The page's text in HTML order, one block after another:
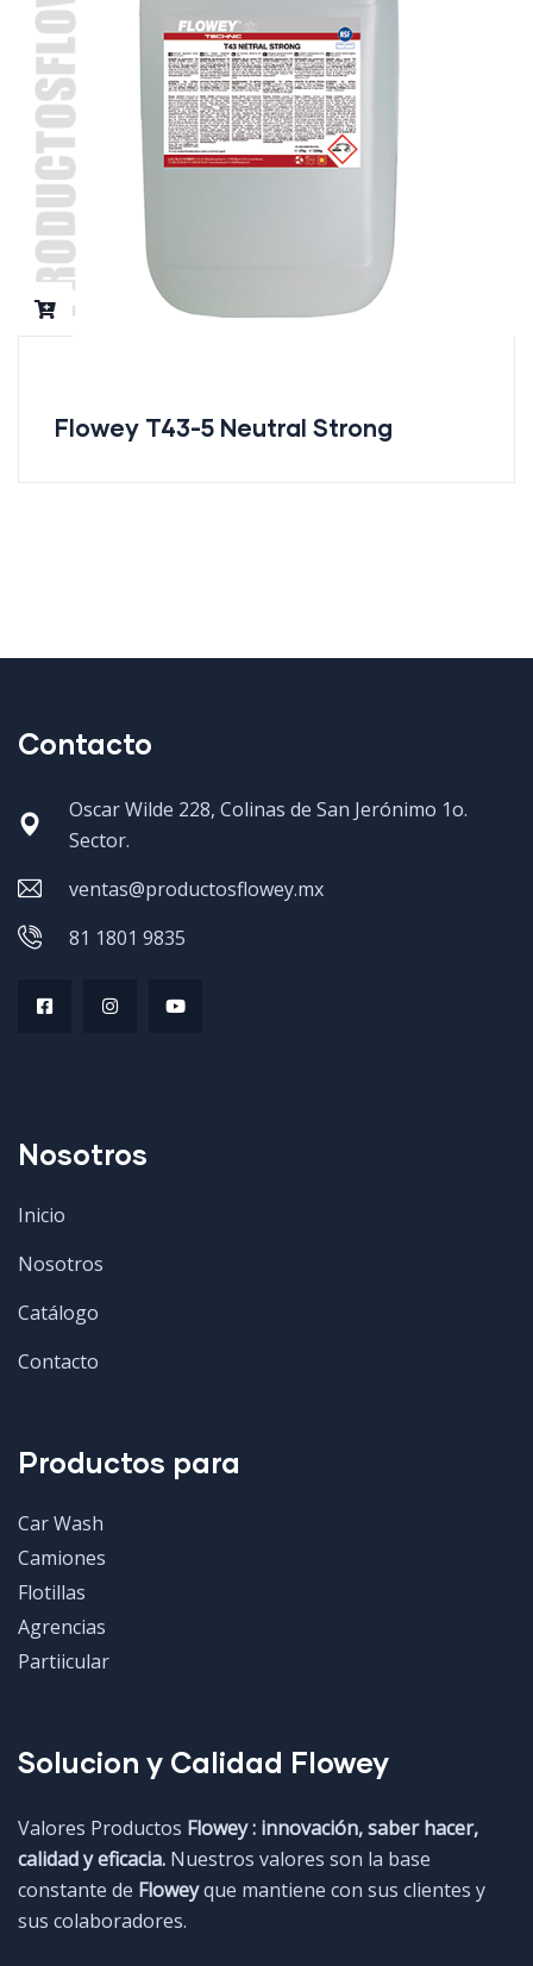
Flowey T43-5 Neutral Strong
Contacto
Oscar Wilde 228, Colinas de San Jerónimo 1o.
Sector.
ventas@productosflowey.mx
81 1801 9835
Nosotros
Inicio
Nosotros
Catálogo
Contacto
Productos para
Car Wash
Camiones
Flotillas
Agrencias
Partiicular
Solucion y Calidad Flowey
Valores Productos Flowey : innovación, saber hacer,
calidad y eficacia. Nuestros valores son la base
constante de Floweyque mantiene con sus clientes y
sus colaboradores.